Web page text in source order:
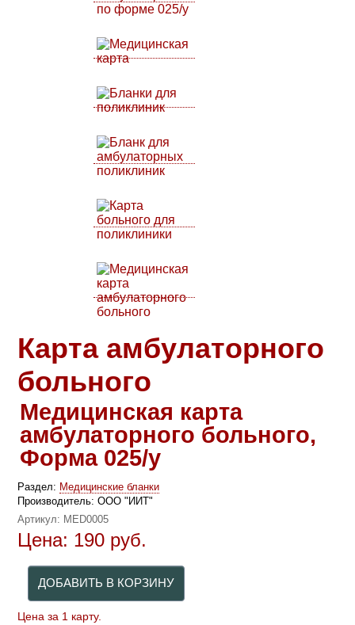
Карта амбулаторного
больного
Медицинская карта
амбулаторного больного,
Форма 025/у
Раздел: Медицинские бланки
Производитель:ООО "ИИТ"
Артикул: MED0005
Цена: 190 руб.
Цена за 1 карту.